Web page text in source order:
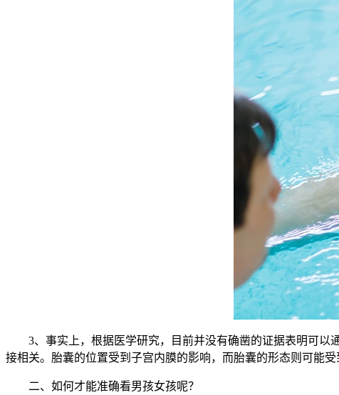
3、事实上，根据医学研究，目前并没有确凿的证据表明可以
接相关。胎囊的位置受到子宫内膜的影响，而胎囊的形态则可能
二、如何才能准确看男孩女孩呢？